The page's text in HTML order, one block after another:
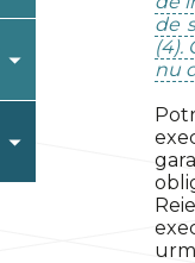
de
(4).
nu